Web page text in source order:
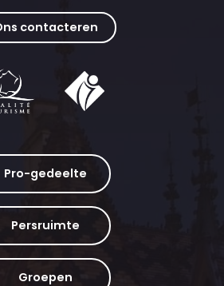
contacteren
Pro-gedeelte
Persruimte
Groepen